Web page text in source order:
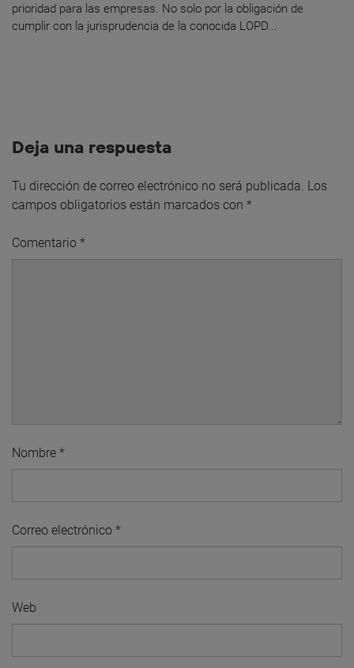
prioridad para las empresas. No solo por la obligación de
cumplir con la jurisprudencia de la conocida LOPD...
Deja una respuesta
Tu dirección de correo electrónico no será publicada. Los
campos obligatorios están marcados con *
Comentario *
Nombre *
Correo electrónico *
Web